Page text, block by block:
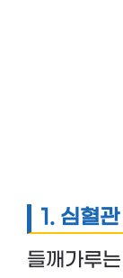
1. 심혈
들깨가루는